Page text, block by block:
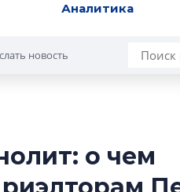
Аналитика
новость
о чем